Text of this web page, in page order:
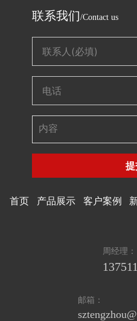
联系我们/Contact us
首页 产品展示 客户案例
周经理：
邮箱：